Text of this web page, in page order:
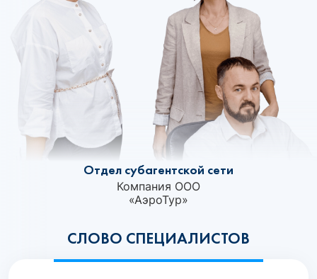
СЛОВО СПЕЦИАЛИСТОВ
Отдел субагентской сети
Компания ООО
«АэроТур»